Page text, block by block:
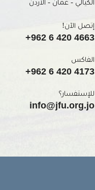
الكيالي - عمان - الأردن
إتصل الآن!
+962 6 420 4663
الفاكس
+962 6 420 4173
للإستفسار؟
info@jfu.org.jo